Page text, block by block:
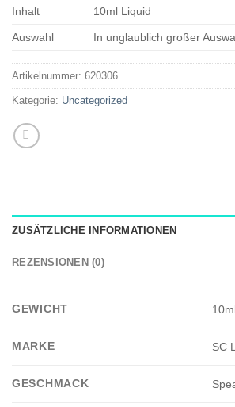
Inhalt 10ml Liquid
Auswahl In unglaublich großer
Artikelnummer: 620306
Kategorie: Uncategorized
ZUSÄTZLICHE INFORMATIONEN
REZENSIONEN (0)
GEWICHT
MARKE SC
GESCHMACK